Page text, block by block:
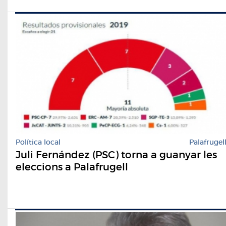
Política local Palafrugell
Juli Fernández (PSC) torna a guanyar les
eleccions a Palafrugell